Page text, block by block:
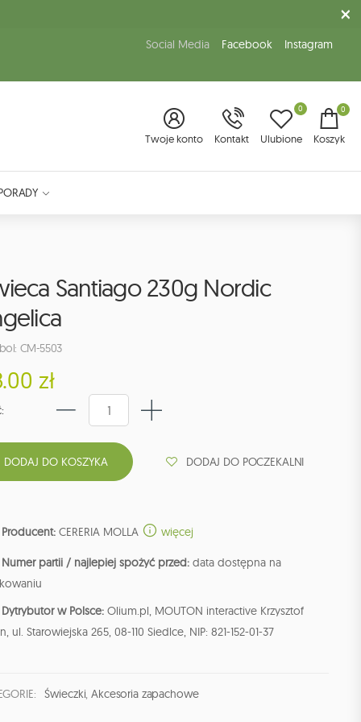
Social Media Facebook Instagram
Twoje konto Kontakt Ulubione
0 0
Koszyk
Santiago 230g Nordic
CM-5503
zł
DODAJ DO POCZEKALNI
Producent: CERERIA MOLLA więcej
Numer partii / najlepiej spożyć przed: data dostępna na
Dytrybutor w Polsce: Olium.pl, MOUTON interactive Krzysztof
ul. Starowiejska 265, 08-110 Siedlce, NIP: 821-152-01-37
Świeczki,Akcesoria zapachowe